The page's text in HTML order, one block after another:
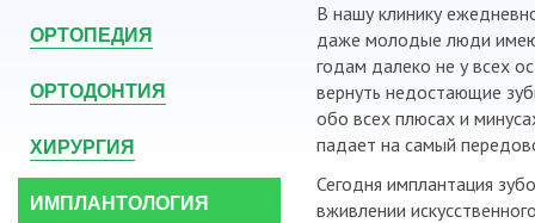
ОРТОПЕДИЯ
ОРТОДОНТИЯ
ХИРУРГИЯ
ИМПЛАНТОЛОГИЯ
В нашу клинику
даже молодые люди
годам далеко не у всех
вернуть недостающие
обо всех плюсах и
падает на самый
Сегодня имплантация
вживлении